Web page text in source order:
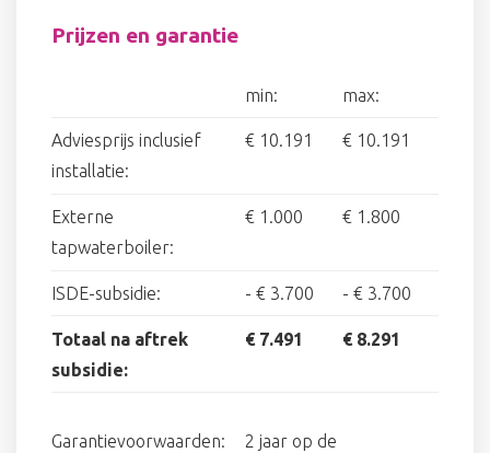
Prijzen en garantie
min: max:
Adviesprijs inclusief
installatie:
€ 10.191 € 10.191
Externe
tapwaterboiler:
€ 1.000 € 1.800
ISDE-subsidie: - € 3.700 - € 3.700
Totaal na aftrek
subsidie:
€ 7.491 € 8.291
Garantievoorwaarden:
2 jaar op de